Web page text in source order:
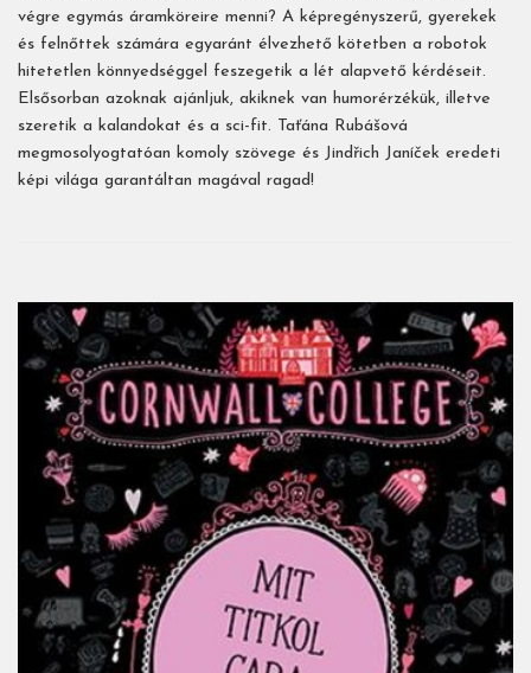
végre egymás áramköreire menni? A képregényszerű, gyerekek
és felnőttek számára egyaránt élvezhető kötetben a robotok
hitetetlen könnyedséggel feszegetik a lét alapvető kérdéseit.
Elsősorban azoknak ajánljuk, akiknek van humorérzékük, illetve
szeretik a kalandokat és a sci-fit. Taťána Rubášová
megmosolyogtatóan komoly szövege és Jindřich Janíček eredeti
képi világa garantáltan magával ragad!